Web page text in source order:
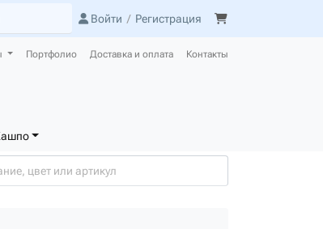
Войти / Регистрация
Портфолио Доставка и оплата Контакты